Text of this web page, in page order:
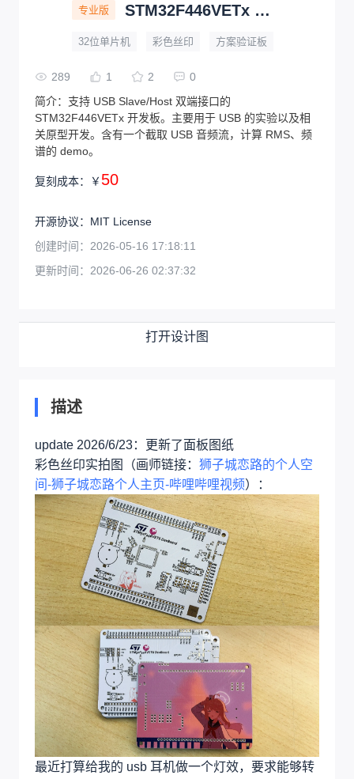
专业版 STM32F446VETx 双 USB 开发板
32位单片机 彩色丝印 方案验证板
289 1 2
0
简介： 支持 USB Slave/Host 双端接口的
STM32F446VETx 开发板。主要用于 USB 的实验以及相
关原型开发。含有一个截取 USB 音频流，计算 RMS、频
谱的 demo。
复刻成本： ￥ 50
开源协议： MIT License
创建时间： 2026-05-16 17:18:11
更新时间： 2026-06-26 02:37:32
打开设计图
描述
update 2026/6/23：更新了面板图纸
彩色丝印实拍图（画师链接： 狮子城恋路的个人空
间-狮子城恋路个人主页-哔哩哔哩视频）：
最近打算给我的 usb 耳机做一个灯效，要求能够转